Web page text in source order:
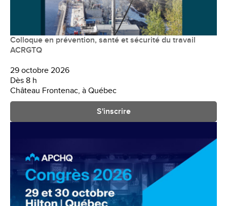
Colloque en prévention, santé et sécurité du travail
ACRGTQ
29 octobre 2026
Dès 8 h
Château Frontenac, à Québec
S'inscrire